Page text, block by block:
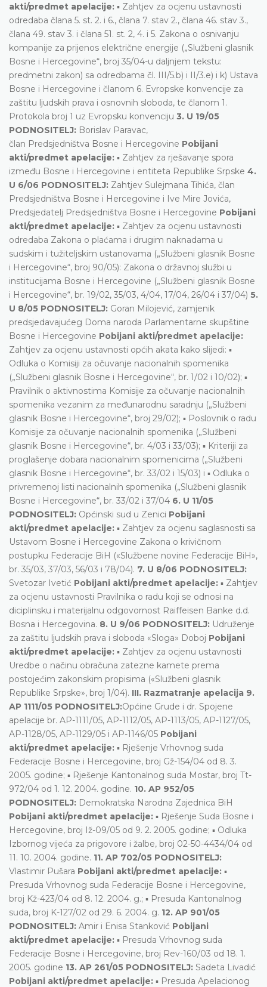
akti/predmet apelacije: ▪ Zahtjev za ocjenu ustavnosti
odredaba člana 5. st. 2. i 6., člana 7. stav 2., člana 46. stav 3.,
člana 49. stav 3. i člana 51. st. 2, 4. i 5. Zakona o osnivanju
kompanije za prijenos električne energije („Službeni glasnik
Bosne i Hercegovine“, broj 35/04-u daljnjem tekstu:
predmetni zakon) sa odredbama čl. III/5.b) i II/3.e) i k) Ustava
Bosne i Hercegovine i članom 6. Evropske konvencije za
zaštitu ljudskih prava i osnovnih sloboda, te članom 1.
Protokola broj 1 uz Evropsku konvenciju 3. U 19/05
PODNOSITELJ: Borislav Paravac,
član Predsjedništva Bosne i Hercegovine Pobijani
akti/predmet apelacije: ▪ Zahtjev za rješavanje spora
između Bosne i Hercegovine i entiteta Republike Srpske 4.
U 6/06 PODNOSITELJ: Zahtjev Sulejmana Tihića, član
Predsjedništva Bosne i Hercegovine i Ive Mire Jovića,
Predsjedatelj Predsjedništva Bosne i Hercegovine Pobijani
akti/predmet apelacije: ▪ Zahtjev za ocjenu ustavnosti
odredaba Zakona o plaćama i drugim naknadama u
sudskim i tužiteljskim ustanovama („Službeni glasnik Bosne
i Hercegovine“, broj 90/05): Zakona o državnoj službi u
institucijama Bosne i Hercegovine („Službeni glasnik Bosne
i Hercegovine“, br. 19/02, 35/03, 4/04, 17/04, 26/04 i 37/04) 5.
U 8/05 PODNOSITELJ: Goran Milojević, zamjenik
predsjedavajućeg Doma naroda Parlamentarne skupštine
Bosne i Hercegovine Pobijani akti/predmet apelacije:
Zahtjev za ocjenu ustavnosti općih akata kako slijedi: ▪
Odluka o Komisiji za očuvanje nacionalnih spomenika
(„Službeni glasnik Bosne i Hercegovine“, br. 1/02 i 10/02); ▪
Pravilnik o aktivnostima Komisije za očuvanje nacionalnih
spomenika vezanim za međunarodnu saradnju („Službeni
glasnik Bosne i Hercegovine“, broj 29/02); ▪ Poslovnik o radu
Komisije za očuvanje nacionalnih spomenika („Službeni
glasnik Bosne i Hercegovine“, br. 4/03 i 33/03); ▪ Kriteriji za
proglašenje dobara nacionalnim spomenicima („Službeni
glasnik Bosne i Hercegovine“, br. 33/02 i 15/03) i ▪ Odluka o
privremenoj listi nacionalnih spomenika („Službeni glasnik
Bosne i Hercegovine“, br. 33/02 i 37/04 6. U 11/05
PODNOSITELJ: Općinski sud u Zenici Pobijani
akti/predmet apelacije: ▪ Zahtjev za ocjenu saglasnosti sa
Ustavom Bosne i Hercegovine Zakona o krivičnom
postupku Federacije BiH («Službene novine Federacije BiH»,
br. 35/03, 37/03, 56/03 i 78/04). 7. U 8/06 PODNOSITELJ:
Svetozar Ivetić Pobijani akti/predmet apelacije: ▪ Zahtjev
za ocjenu ustavnosti Pravilnika o radu koji se odnosi na
diciplinsku i materijalnu odgovornost Raiffeisen Banke d.d.
Bosna i Hercegovina. 8. U 9/06 PODNOSITELJ: Udruženje
za zaštitu ljudskih prava i sloboda «Sloga» Doboj Pobijani
akti/predmet apelacije: ▪ Zahtjev za ocjenu ustavnosti
Uredbe o načinu obračuna zatezne kamete prema
postojećim zakonskim propisima («Službeni glasnik
Republike Srpske», broj 1/04). III. Razmatranje apelacija 9.
AP 1111/05 PODNOSITELJ:Općine Grude i dr. Spojene
apelacije br. AP-1111/05, AP-1112/05, AP-1113/05, AP-1127/05,
AP-1128/05, AP-1129/05 i AP-1146/05 Pobijani
akti/predmet apelacije: ▪ Rješenje Vrhovnog suda
Federacije Bosne i Hercegovine, broj Gž-154/04 od 8. 3.
2005. godine; ▪ Rješenje Kantonalnog suda Mostar, broj Tt-
972/04 od 1. 12. 2004. godine. 10. AP 952/05
PODNOSITELJ: Demokratska Narodna Zajednica BiH
Pobijani akti/predmet apelacije: ▪ Rješenje Suda Bosne i
Hercegovine, broj Iž-09/05 od 9. 2. 2005. godine; ▪ Odluka
Izbornog vijeća za prigovore i žalbe, broj 02-50-4434/04 od
11. 10. 2004. godine. 11. AP 702/05 PODNOSITELJ:
Vlastimir Pušara Pobijani akti/predmet apelacije: ▪
Presuda Vrhovnog suda Federacije Bosne i Hercegovine,
broj Kž-423/04 od 8. 12. 2004. g.; ▪ Presuda Kantonalnog
suda, broj K-127/02 od 29. 6. 2004. g. 12. AP 901/05
PODNOSITELJ: Amir i Enisa Stanković Pobijani
akti/predmet apelacije: ▪ Presuda Vrhovnog suda
Federacije Bosne i Hercegovine, broj Rev-160/03 od 18. 1.
2005. godine 13. AP 261/05 PODNOSITELJ: Sadeta Livadić
Pobijani akti/predmet apelacije: ▪ Presuda Apelacionog